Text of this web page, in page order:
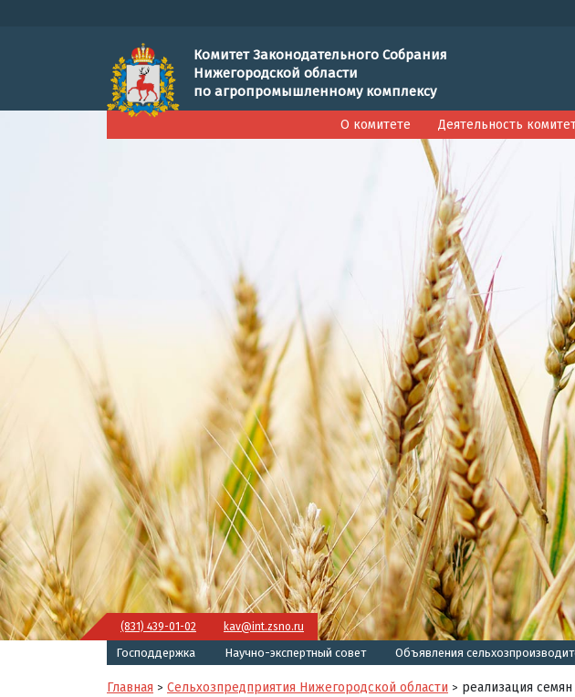
Комитет Законодательного Собрания
Нижегородской области
по агропромышленному комплексу
О комитете Деятельность
(831) 439-01-02 kav@int.zsno.ru
Господдержка Научно-экспертный совет Объявления
Главная > Сельхозпредприятия Нижегородской области > реализация